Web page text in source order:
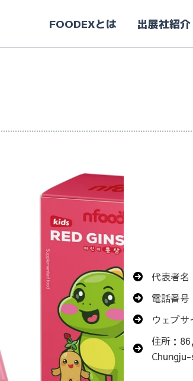
FOODEXとは 出展社紹介
代表者名
電話番
ウェブ
住所：